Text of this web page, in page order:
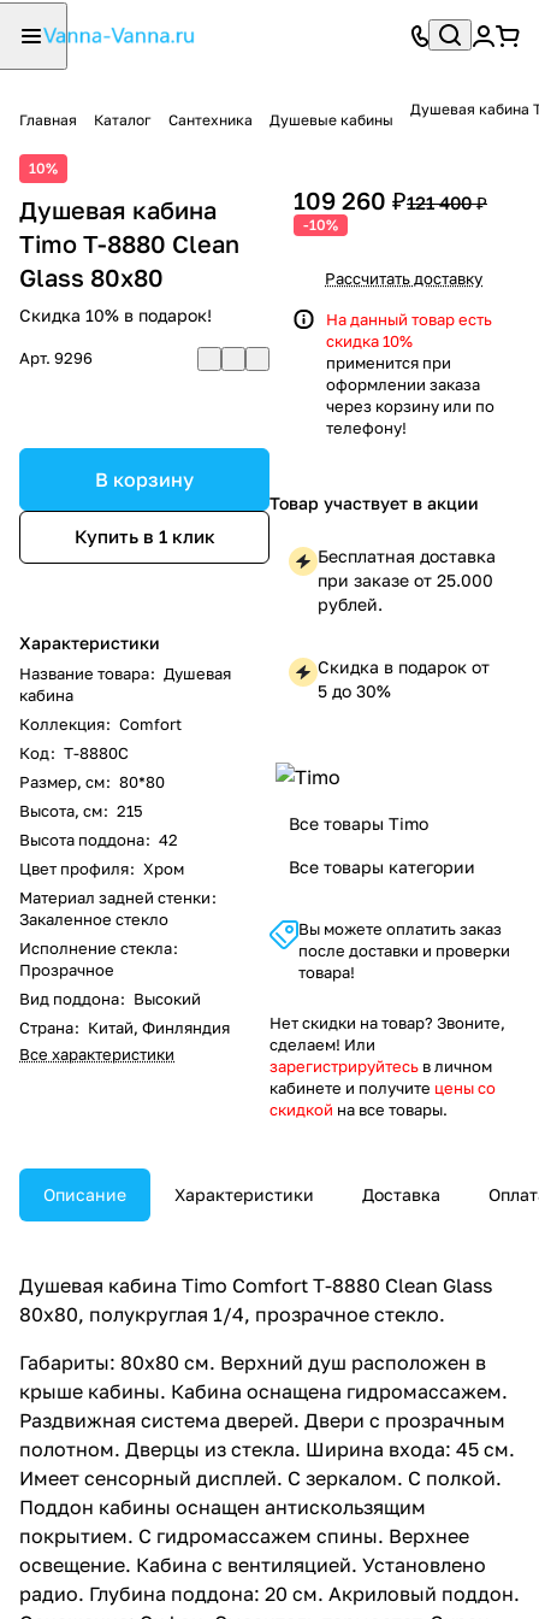
Главная Каталог Сантехника Душевые кабины
Душевая кабина
10%
Душевая кабина
Timo T-8880 Clean
Glass 80х80
Скидка 10% в подарок!
Арт. 9296
В корзину
Купить в 1 клик
Характеристики
Название товара: Душевая
кабина
Коллекция: Comfort
Код: T-8880C
Размер, см: 80*80
Высота, см: 215
Высота поддона: 42
Цвет профиля: Хром
Материал задней стенки:
Закаленное стекло
Исполнение стекла:
Прозрачное
Вид поддона: Высокий
Страна: Китай, Финляндия
Все характеристики
109 260 ₽121 400 ₽
-10%
Рассчитать доставку
На данный товар есть
скидка 10%
применится при
оформлении заказа
через корзину или по
телефону!
Товар участвует в акции
Бесплатная доставка
при заказе от 25.000
рублей.
Скидка в подарок от
5 до 30%
Все товары Timo
Все товары категории
Вы можете оплатить заказ
после доставки и проверки
товара!
Нет скидки на товар? Звоните,
сделаем! Или
зарегистрируйтесь в личном
кабинете и получите цены со
скидкой на все товары.
Описание Характеристики Доставка
Душевая кабина Timo Comfort T-8880 Clean Glass
80х80, полукруглая 1/4, прозрачное стекло.
Габариты: 80x80 см. Верхний душ расположен в
крыше кабины. Кабина оснащена гидромассажем.
Раздвижная система дверей. Двери с прозрачным
полотном. Дверцы из стекла. Ширина входа: 45 см.
Имеет сенсорный дисплей. С зеркалом. С полкой.
Поддон кабины оснащен антискользящим
покрытием. С гидромассажем спины. Верхнее
освещение. Кабина с вентиляцией. Установлено
радио. Глубина поддона: 20 см. Акриловый поддон.